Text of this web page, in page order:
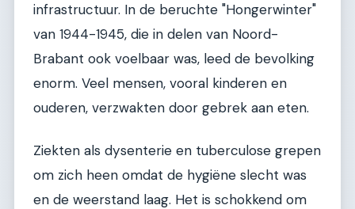
infrastructuur. In de beruchte "Hongerwinter"
van 1944-1945, die in delen van Noord-
Brabant ook voelbaar was, leed de bevolking
enorm. Veel mensen, vooral kinderen en
ouderen, verzwakten door gebrek aan eten.
Ziekten als dysenterie en tuberculose grepen
om zich heen omdat de hygiëne slecht was
en de weerstand laag. Het is schokkend om